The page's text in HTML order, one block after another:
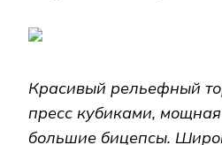
Красивый рельефный
пресс кубиками,
большие бицепсы.